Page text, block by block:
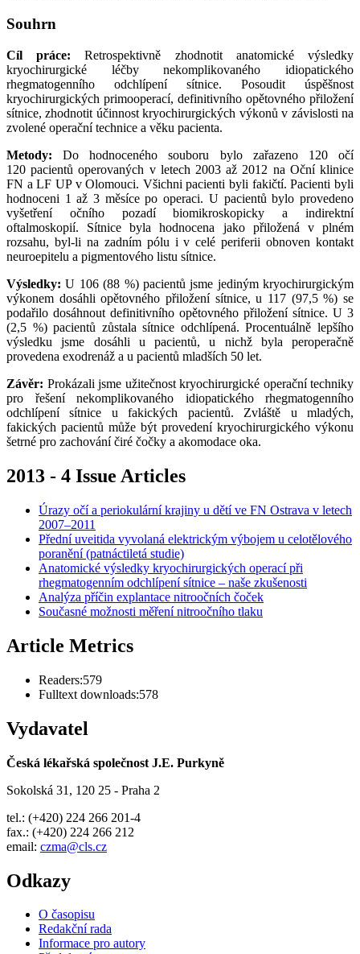
Souhrn
Cíl práce:Retrospektivně zhodnotit anatomické výsledky
kryochirurgické léčby nekomplikovaného idiopatického
rhegmatogenního odchlípení sítnice. Posoudit úspěšnost
kryochirurgických primooperací, definitivního opětovného přiložení
sítnice, zhodnotit účinnost kryochirurgických výkonů v závislosti na
zvolené operační technice a věku pacienta.
Metody:Do hodnoceného souboru bylo zařazeno 120 očí
120 pacientů operovaných v letech 2003 až 2012 na Oční klinice
FN a LF UP v Olomouci. Všichni pacienti byli fakičtí. Pacienti byli
hodnoceni 1 až 3 měsíce po operaci. U pacientů bylo provedeno
vyšetření očního pozadí biomikroskopicky a indirektní
oftalmoskopií. Sítnice byla hodnocena jako přiložená v plném
rozsahu, byl-li na zadním pólu i v celé periferii obnoven kontakt
neuroepitelu a pigmentového listu sítnice.
Výsledky:U 106 (88 %) pacientů jsme jediným kryochirurgickým
výkonem dosáhli opětovného přiložení sítnice, u 117 (97,5 %) se
podařilo dosáhnout definitivního opětovného přiložení sítnice. U 3
(2,5 %) pacientů zůstala sítnice odchlípená. Procentuálně lepšího
výsledku jsme dosáhli u pacientů, u nichž byla peroperačně
provedena exodrenáž a u pacientů mladších 50 let.
Závěr: Prokázali jsme užitečnost kryochirurgické operační techniky
pro řešení nekomplikovaného idiopatického rhegmatogenního
odchlípení sítnice u fakických pacientů. Zvláště u mladých,
fakických pacientů může být provedení kryochirurgického výkonu
šetrné pro zachování čiré čočky a akomodace oka.
2013 - 4 Issue Articles
Úrazy očí a periokulární krajiny u dětí ve FN Ostrava v letech
2007–2011
Přední uveitida vyvolaná elektrickým výbojem u celotělového
poranění (patnáctiletá studie)
Anatomické výsledky kryochirurgických operací při
rhegmatogenním odchlípení sítnice – naše zkušenosti
Analýza příčin explantace nitroočních čoček
Současné možnosti měření nitroočního tlaku
Article Metrics
Readers:579
Fulltext downloads:578
Vydavatel
Česká lékařská společnost J.E. Purkyně
Sokolská 31, 120 25 - Praha 2
tel.: (+420) 224 266 201-4
fax.: (+420) 224 266 212
email: czma@cls.cz
Odkazy
O časopisu
Redakční rada
Informace pro autory